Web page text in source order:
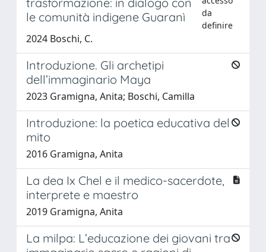
le comunità indigene Guaranì
da
definire
2024 Boschi, C.
Introduzione. Gli archetipi
dell’immaginario Maya
2023 Gramigna, Anita; Boschi, Camilla
Introduzione: la poetica educativa del
mito
2016 Gramigna, Anita
La dea Ix Chel e il medico-sacerdote,
interprete e maestro
2019 Gramigna, Anita
La milpa: L’educazione dei giovani tra